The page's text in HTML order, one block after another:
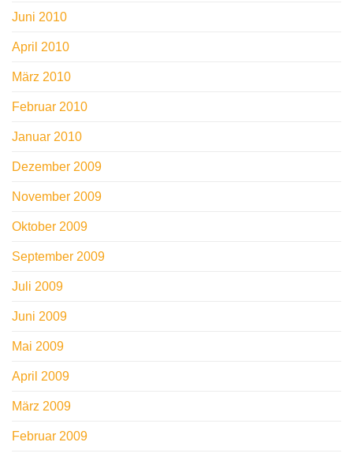
Juni 2010
April 2010
März 2010
Februar 2010
Januar 2010
Dezember 2009
November 2009
Oktober 2009
September 2009
Juli 2009
Juni 2009
Mai 2009
April 2009
März 2009
Februar 2009